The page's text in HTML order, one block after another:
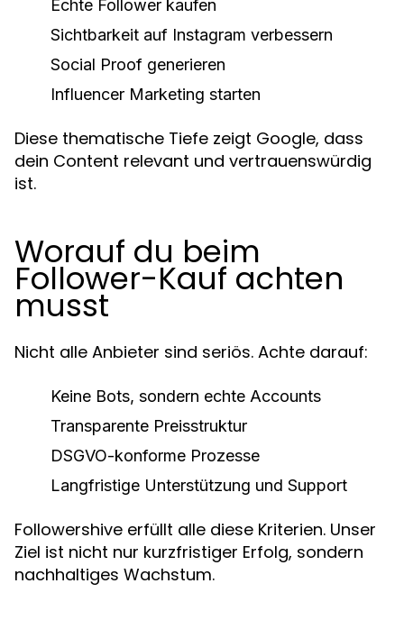
Echte Follower kaufen
Sichtbarkeit auf Instagram verbessern
Social Proof generieren
Influencer Marketing starten
Diese thematische Tiefe zeigt Google, dass
dein Content relevant und vertrauenswürdig
ist.
Worauf du beim
Follower-Kauf achten
musst
Nicht alle Anbieter sind seriös. Achte darauf:
Keine Bots, sondern echte Accounts
Transparente Preisstruktur
DSGVO-konforme Prozesse
Langfristige Unterstützung und Support
Followershive erfüllt alle diese Kriterien. Unser
Ziel ist nicht nur kurzfristiger Erfolg, sondern
nachhaltiges Wachstum.